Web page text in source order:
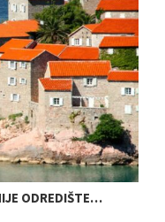
ODREDIŠTE…